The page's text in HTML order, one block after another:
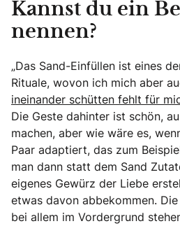
Kannst du ein
nennen?
„Das Sand-Einfüllen ist eines
Rituale, wovon ich mich aber
ineinander schütten fehlt für
Die Geste dahinter ist schön,
machen, aber wie wäre es,
Paar adaptiert, das zum
man dann statt dem Sand
eigenes Gewürz der Liebe
etwas davon abbekommen.
bei allem im Vordergrund